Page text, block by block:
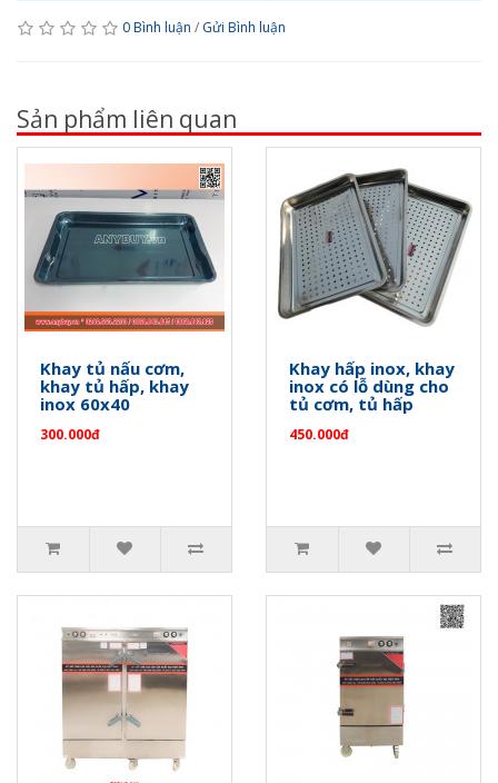
0 Bình luận / Gửi Bình luận
Sản phẩm liên quan
Khay tủ nấu cơm,
khay tủ hấp, khay
inox 60x40
300.000đ
Khay hấp inox, khay
inox có lỗ dùng cho
tủ cơm, tủ hấp
450.000đ